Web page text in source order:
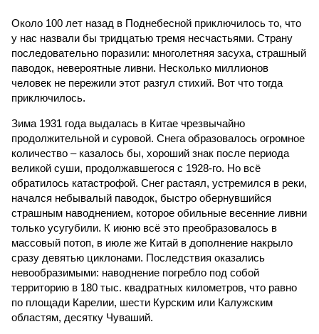
Около 100 лет назад в Поднебесной приключилось то, что
у нас назвали бы тридцатью тремя несчастьями. Страну
последовательно поразили: многолетняя засуха, страшный
паводок, невероятные ливни. Несколько миллионов
человек не пережили этот разгул стихий. Вот что тогда
приключилось.
Зима 1931 года выдалась в Китае чрезвычайно
продолжительной и суровой. Снега образовалось огромное
количество – казалось бы, хороший знак после периода
великой суши, продолжавшегося с 1928-го. Но всё
обратилось катастрофой. Снег растаял, устремился в реки,
начался небывалый паводок, быстро обернувшийся
страшным наводнением, которое обильные весенние ливни
только усугубили. К июню всё это преобразовалось в
массовый потоп, в июле же Китай в дополнение накрыло
сразу девятью циклонами. Последствия оказались
невообразимыми: наводнение погребло под собой
территорию в 180 тыс. квадратных километров, что равно
по площади Карелии, шести Курским или Калужским
областям, десятку Чуваший.